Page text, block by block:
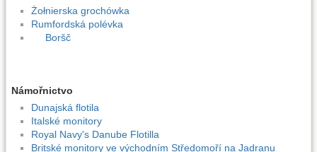
Żołnierska grochówka
Rumfordská polévka
Boršč
Námořnictvo
Dunajská flotila
Italské monitory
Royal Navy's Danube Flotilla
Britské monitory ve východním Středomoří na Jadranu